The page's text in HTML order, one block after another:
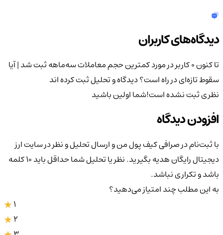
دیدگاه‌های کاربران
تا کنون 0 کاربر در مورد
کمترین حجم معاملات سه‌ماهه ثبت شد | آیا
سقوط تازه‌ای در راه است؟دیدگاه و تحلیل ثبت کرده اند
نظری ثبت نشده است!شما اولین باشید
افزودن دیدگاه
با ثبت‌نام در صرافی کیف پول من و ارسال تحلیل و نظر در سایت ارز
دیجیتال رایگان هدیه بگیرید. نظر یا تحلیل شما حداقل باید ۱۰ کلمه
باشد و تکراری نباشد.
به این مطلب چند امتیاز می‌دهید؟